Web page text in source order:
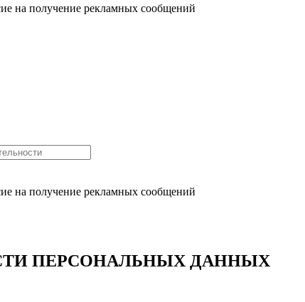
на получение рекламных сообщений
на получение рекламных сообщений
ПЕРСОНАЛЬНЫХ ДАННЫХ